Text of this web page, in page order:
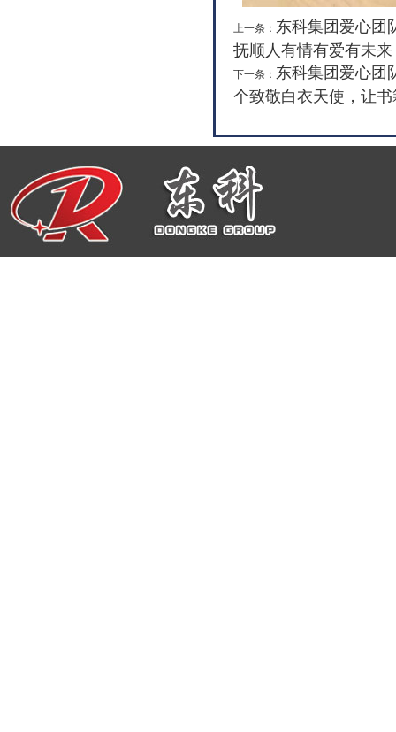
上一条： 东科集团爱心团
抚顺人有情有爱有未来
下一条： 东科集团爱心团
个致敬白衣天使，让